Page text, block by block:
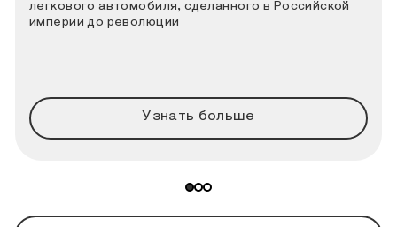
легкового автомобиля, сделанного в Российской
империи до революции
Узнать больше